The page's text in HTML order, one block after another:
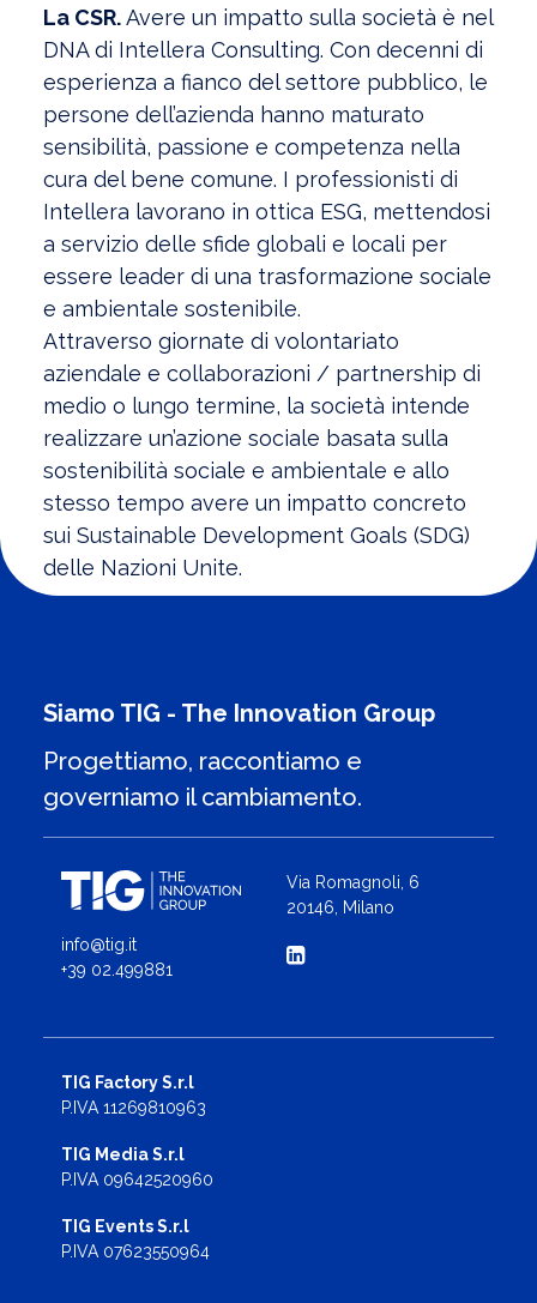
La CSR.Avere un impatto sulla società è nel
DNA di Intellera Consulting. Con decenni di
esperienza a fianco del settore pubblico, le
persone dell’azienda hanno maturato
sensibilità, passione e competenza nella
cura del bene comune. I professionisti di
Intellera lavorano in ottica ESG, mettendosi
a servizio delle sfide globali e locali per
essere leader di una trasformazione sociale
e ambientale sostenibile.
Attraverso giornate di volontariato
aziendale e collaborazioni / partnership di
medio o lungo termine, la società intende
realizzare un’azione sociale basata sulla
sostenibilità sociale e ambientale e allo
stesso tempo avere un impatto concreto
sui Sustainable Development Goals (SDG)
delle Nazioni Unite.
Siamo TIG - The Innovation Group
Progettiamo, raccontiamo e
governiamo il cambiamento.
info@tig.it
+39 02.499881
Via Romagnoli, 6
20146, Milano
TIG Factory S.r.l
P.IVA 11269810963
TIG Media S.r.l
P.IVA 09642520960
TIG Events S.r.l
P.IVA 07623550964